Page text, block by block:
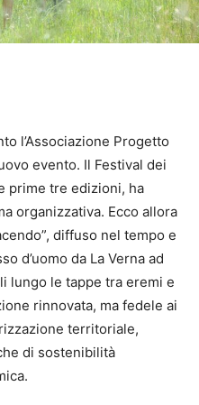
l’Associazione Progetto
evento. Il Festival dei
prime tre edizioni, ha
organizzativa. Ecco allora
diffuso nel tempo e
d’uomo da La Verna ad
lungo le tappe tra eremi e
rinnovata, ma fedele ai
territoriale,
di sostenibilità